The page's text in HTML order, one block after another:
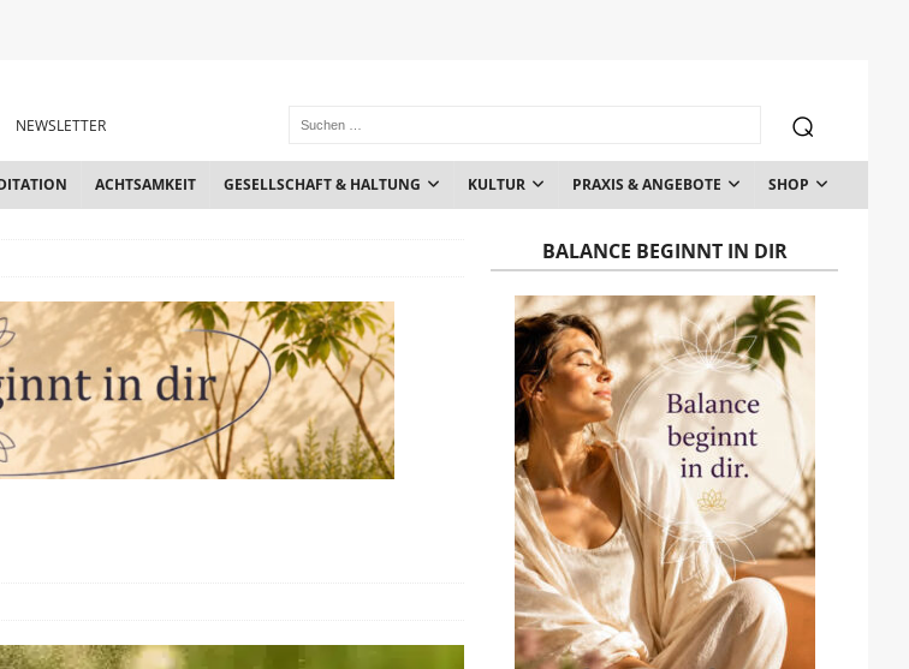
NEWSLETTER
ACHTSAMKEIT GESELLSCHAFT & HALTUNG KULTUR PRAXIS & ANGEBOTE SHOP
BALANCE BEGINNT IN DIR